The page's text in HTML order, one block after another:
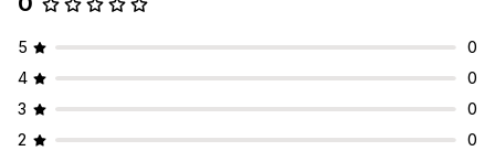
E-postmallar
Analyser och rapporter
Resultatrapporter
5
0
4
0
3
0
2
0